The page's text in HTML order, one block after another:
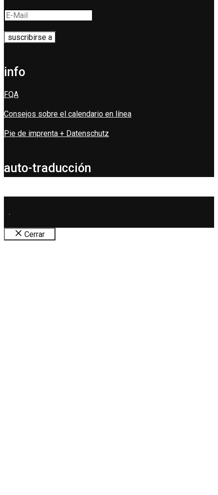
info
FQA
Consejos sobre el calendario en línea
Pie de imprenta + Datenschutz
auto-traducción
.
Cerrar